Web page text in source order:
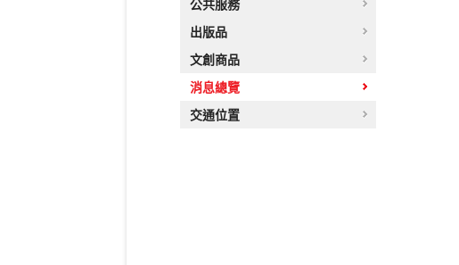
公共服務
出版品
文創商品
消息總覽
交通位置